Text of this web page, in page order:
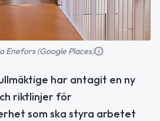
Enefors (Google Places)
har antagit en ny
riktlinjer för
som ska styra arbetet